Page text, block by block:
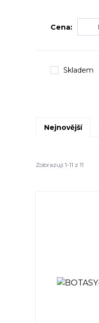
Cena:
Skladem
Nejnovější
Zobrazuji 1-11 z 11